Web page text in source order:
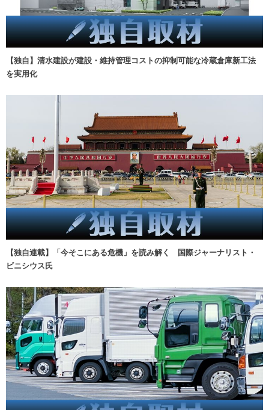
【独自】清水建設が建設・維持管理コストの抑制可能な冷蔵倉庫新工法
を実用化
【独自連載】「今そこにある危機」を読み解く 国際ジャーナリスト・
ビニシウス氏